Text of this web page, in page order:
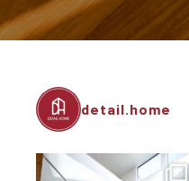
detail.home